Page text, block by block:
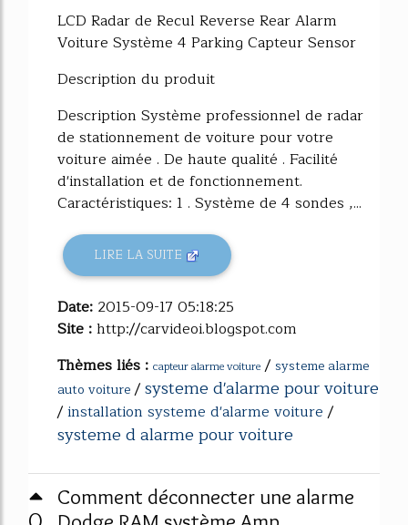
LCD Radar de Recul Reverse Rear Alarm
Voiture Système 4 Parking Capteur Sensor
Description du produit
Description Système professionnel de radar
de stationnement de voiture pour votre
voiture aimée . De haute qualité . Facilité
d'installation et de fonctionnement.
Caractéristiques: 1 . Système de 4 sondes ,...
LIRE LA SUITE
Date: 2015-09-17 05:18:25
Site :http://carvideoi.blogspot.com
Thèmes liés : capteur alarme voiture / systeme alarme
auto voiture/systeme d'alarme pour voiture
/installation systeme d'alarme voiture/
systeme d alarme pour voiture
Comment déconnecter une alarme